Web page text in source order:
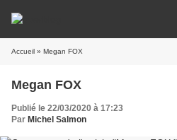
Accueil » Megan FOX
Megan FOX
Publié le 22/03/2020 à 17:23
Par Michel Salmon